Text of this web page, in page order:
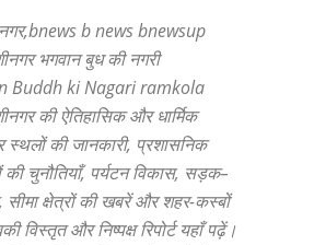
b news bnewsup
भगवान बुध की नगरी
Buddh ki Nagari ramkola
की ऐतिहासिक और धार्मिक
स्थलों की जानकारी, प्रशासनिक
की चुनौतियाँ, पर्यटन विकास, सड़क–
सीमा क्षेत्रों की खबरें और शहर-कस्बों
विस्तृत और निष्पक्ष रिपोर्ट यहाँ पढ़ें।